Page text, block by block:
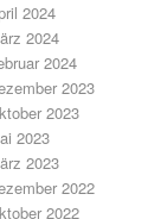
2024
2024
2024
2023
2023
2023
2023
2022
2022